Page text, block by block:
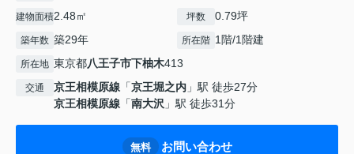
建物面積2.48㎡ 坪数 0.79坪
築年数 築29年 所在階 1階/1階建
所在地 東京都八王子市下柚木413
交通 京王相模原線 「京王堀之内 」駅 徒歩27分
京王相模原線 「南大沢 」駅 徒歩31分
無料 お問い合わせ